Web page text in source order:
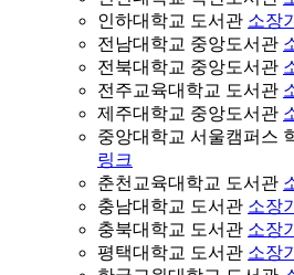
인하대학교 도서관 소장
전남대학교 중앙도서관
전북대학교 중앙도서관
전주교육대학교 도서관
제주대학교 중앙도서관
중앙대학교 서울캠퍼스
링크
춘천교육대학교 도서관
충남대학교 도서관 소장
충북대학교 도서관 소장
평택대학교 도서관 소장